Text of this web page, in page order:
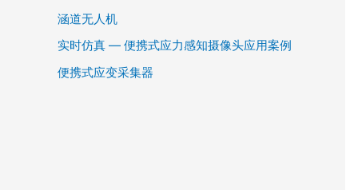
涵道无人机
实时仿真 — 便携式应力感知摄像头应用案例
便携式应变采集器